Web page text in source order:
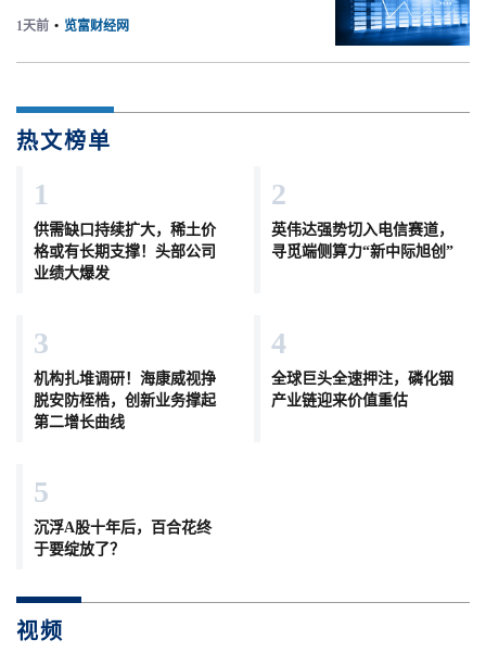
1天前 • 览富财经网
热文榜单
1
供需缺口持续扩大，稀土价
格或有长期支撑！头部公司
业绩大爆发
2
英伟达强势切入电信赛道，
寻觅端侧算力“新中际旭创”
3
机构扎堆调研！海康威视挣
脱安防桎梏，创新业务撑起
第二增长曲线
4
全球巨头全速押注，磷化铟
产业链迎来价值重估
5
沉浮A股十年后，百合花终
于要绽放了？
视频